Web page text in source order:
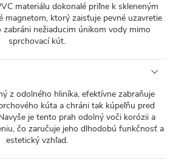
materiálu dokonalé priľne k skleneným
magnetom, ktorý zaisťuje pevné uzavretie
nežiaducim únikom vody mimo
sprchovací kút.
z odolného hliníka, efektívne zabraňuje
kúta a chráni tak kúpeľňu pred
je tento prah odolný voči korózii a
čo zaručuje jeho dlhodobú funkčnosť a
estetický vzhľad.